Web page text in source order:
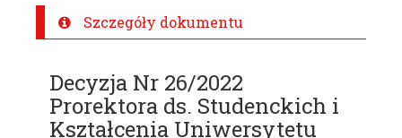
Szczegóły dokumentu
Decyzja Nr 26/2022
Prorektora ds. Studenckich i
Kształcenia Uniwersytetu